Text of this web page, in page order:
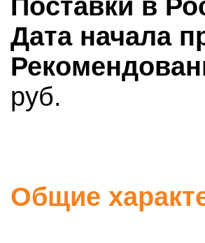
Поставки в
Дата начала
руб.
Общие